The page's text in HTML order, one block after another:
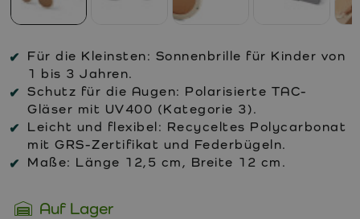
Für die Kleinsten: Sonnenbrille für Kinder von
1 bis 3 Jahren.
Schutz für die Augen: Polarisierte TAC-
Gläser mit UV400 (Kategorie 3).
Leicht und flexibel: Recyceltes Polycarbonat
mit GRS-Zertifikat und Federbügeln.
Maße: Länge 12,5 cm, Breite 12 cm.
Auf Lager